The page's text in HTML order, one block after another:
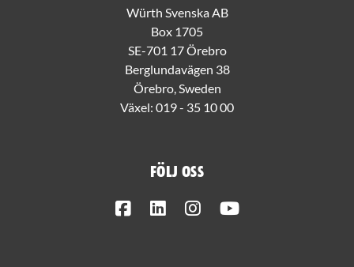
Würth Svenska AB
Box 1705
SE-701 17 Örebro
Berglundavägen 38
Örebro, Sweden
Växel: 019 - 35 10 00
Följ oss
FacebookLinkedInInstagram